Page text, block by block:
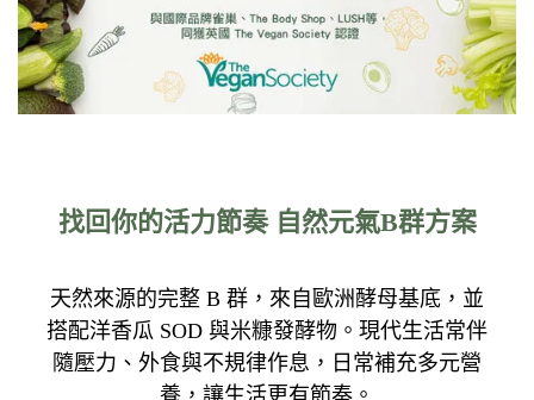
找回你的活力節奏 自然元氣B群方案
天然來源的完整 B 群，來自歐洲酵母基底，並
搭配洋香瓜 SOD 與米糠發酵物。現代生活常伴
隨壓力、外食與不規律作息，日常補充多元營